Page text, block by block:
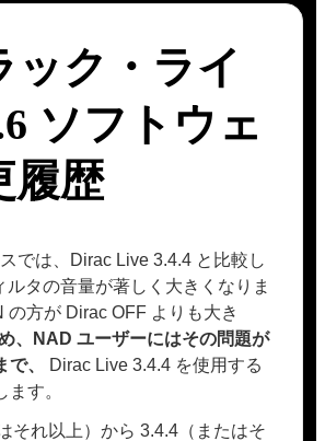
ック・ライ
ソフトウェ
履歴
では、Dirac Live 3.4.4 と比較し
ルタの音量が著しく大きくなりま
の方が Dirac OFF よりも大き
、NAD ユーザーにはその問題が
、
Dirac Live 3.4.4 を使用する
ます。
それ以上）から 3.4.4（またはそ